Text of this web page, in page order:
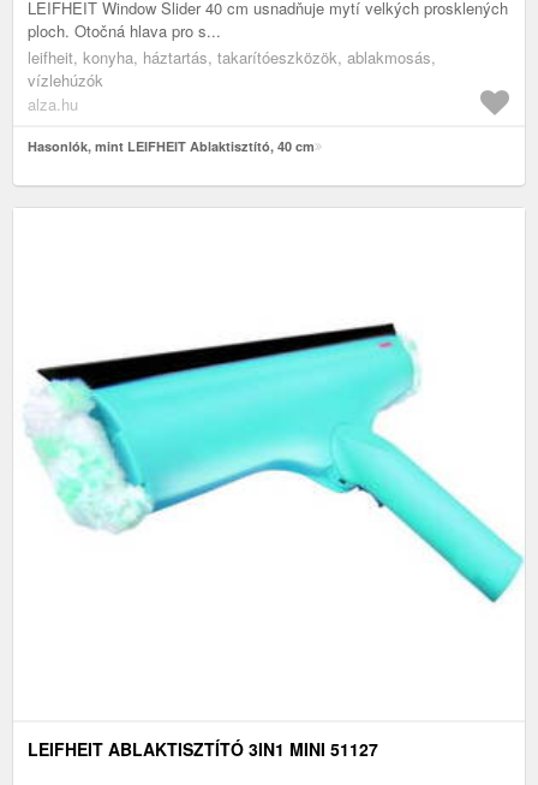
LEIFHEIT Window Slider 40 cm usnadňuje mytí velkých prosklených
ploch. Otočná hlava pro s...
leifheit, konyha, háztartás, takarítóeszközök, ablakmosás,
vízlehúzók
alza.hu
Hasonlók, mint LEIFHEIT Ablaktisztító, 40 cm
LEIFHEIT ABLAKTISZTÍTÓ 3IN1 MINI 51127